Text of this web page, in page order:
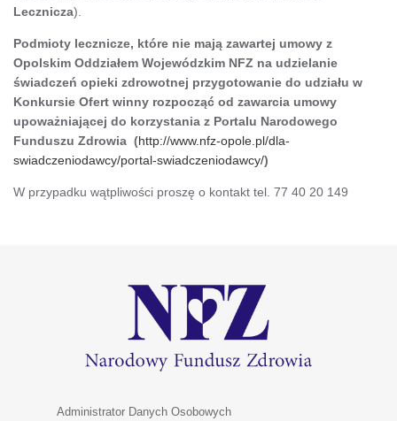
Lecznicza).
Podmioty lecznicze, które nie mają zawartej umowy z
Opolskim Oddziałem Wojewódzkim NFZ na udzielanie
świadczeń opieki zdrowotnej przygotowanie do udziału w
Konkursie Ofert winny rozpocząć od zawarcia umowy
upoważniającej do korzystania z Portalu Narodowego
Funduszu Zdrowia (http://www.nfz-opole.pl/dla-
swiadczeniodawcy/portal-swiadczeniodawcy/)
W przypadku wątpliwości proszę o kontakt tel. 77 40 20 149
Administrator Danych Osobowych